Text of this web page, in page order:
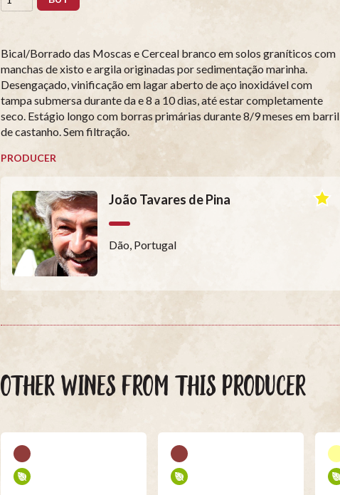
Bical/Borrado das Moscas e Cerceal branco em solos graníticos com
manchas de xisto e argila originadas por sedimentação marinha.
Desengaçado, vinificação em lagar aberto de aço inoxidável com
tampa submersa durante da e 8 a 10 dias, até estar completamente
seco. Estágio longo com borras primárias durante 8/9 meses em barril
de castanho. Sem filtração.
PRODUCER
João Tavares de Pina
Dão, Portugal
OTHER WINES FROM THIS PRODUCER